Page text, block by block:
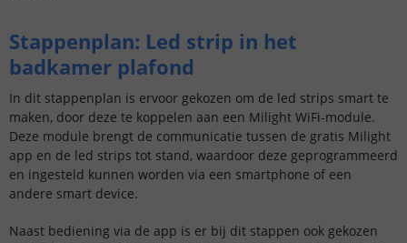
Stappenplan: Led strip in het
badkamer plafond
In dit stappenplan is ervoor gekozen om de led strips smart te
maken, door deze te koppelen aan een Milight WiFi-module.
Deze module brengt de communicatie tussen de gratis Milight
app en de led strips tot stand, waardoor deze geprogrammeerd
en ingesteld kunnen worden via een smartphone of een
andere smart device.
Naast bediening via de app is er bij dit stappen ook gekozen